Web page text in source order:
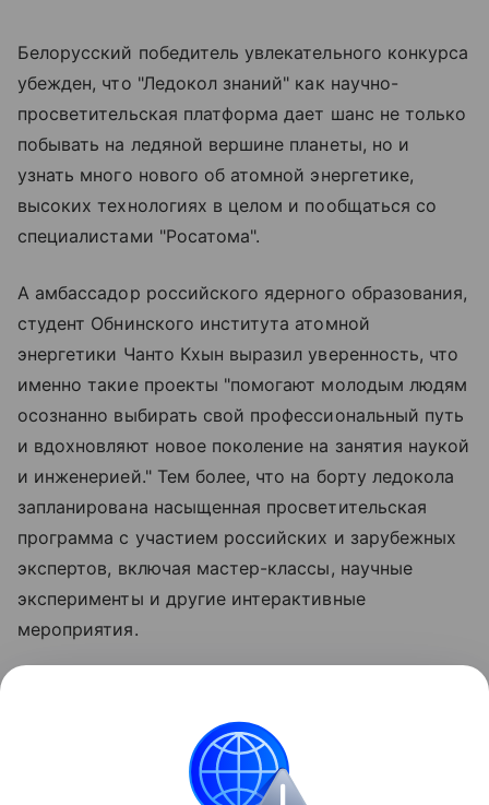
Белорусский победитель увлекательного конкурса
убежден, что "Ледокол знаний" как научно-
просветительская платформа дает шанс не только
побывать на ледяной вершине планеты, но и
узнать много нового об атомной энергетике,
высоких технологиях в целом и пообщаться со
специалистами "Росатома".
А амбассадор российского ядерного образования,
студент Обнинского института атомной
энергетики Чанто Кхын выразил уверенность, что
именно такие проекты "помогают молодым людям
осознанно выбирать свой профессиональный путь
и вдохновляют новое поколение на занятия наукой
и инженерией." Тем более, что на борту ледокола
запланирована насыщенная просветительская
программа с участием российских и зарубежных
экспертов, включая мастер-классы, научные
эксперименты и другие интерактивные
мероприятия.
"Ледокол знаний" проводится уже в седьмой раз.
За время существования проекта более четырех
сотен ребят из разных уголков мира уже побывали